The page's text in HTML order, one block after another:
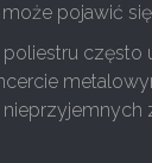
pojawić się
często